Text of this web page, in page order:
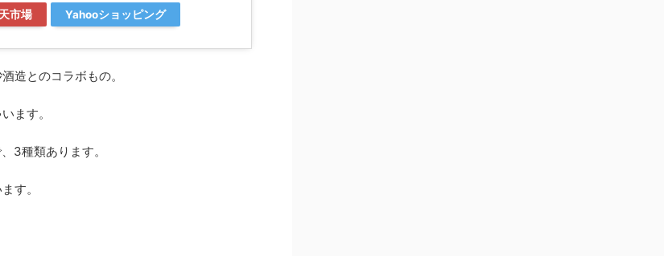
市場 Yahooショッピング
造とのコラボもの。
ます。
3種類あります。
す。